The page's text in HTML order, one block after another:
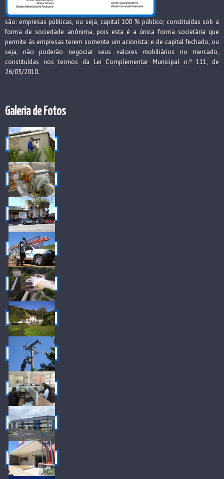
são: empresas públicas, ou seja, capital 100 % público; constituídas sob a
forma de sociedade anônima, pois esta é a única forma societária que
permite às empresas terem somente um acionista; e de capital fechado, ou
seja, não poderão negociar seus valores mobiliários no mercado,
constituídas nos termos da Lei Complementar Municipal n.º 111, de
26/03/2010.
Galeria de Fotos